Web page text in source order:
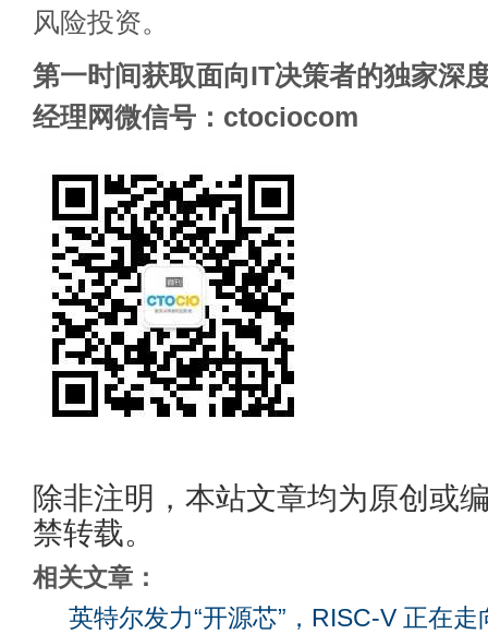
风险投资。
第一时间获取面向IT决策者的独家深
经理网微信号：ctociocom
除非注明，本站文章均为原创或
禁转载。
相关文章：
英特尔发力“开源芯”，RISC-V 正在走